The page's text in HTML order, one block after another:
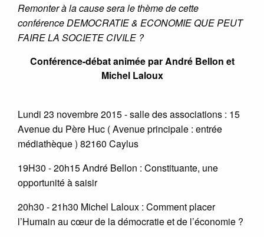
Remonter à la cause sera le thème de cette
conférence DEMOCRATIE & ECONOMIE QUE PEUT
FAIRE LA SOCIETE CIVILE ?
Conférence-débat animée par André Bellon et
Michel Laloux
Lundi 23 novembre 2015 - salle des associations : 15
Avenue du Père Huc ( Avenue principale : entrée
médiathèque ) 82160 Caylus
19H30 - 20h15 André Bellon : Constituante, une
opportunité à saisir
20h30 - 21h30 Michel Laloux : Comment placer
l’Humain au cœur de la démocratie et de l’économie ?